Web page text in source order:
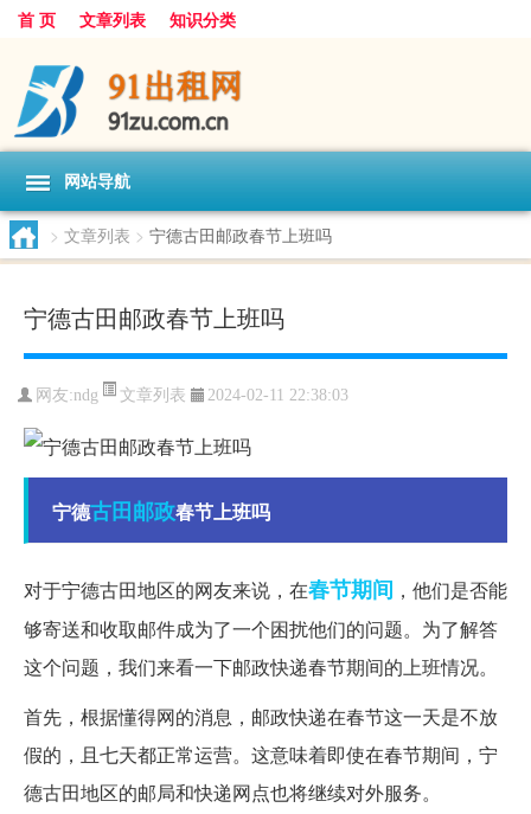
首 页 文章列表 知识分类
网站导航
> 文章列表 > 宁德古田邮政春节上班吗
宁德古田邮政春节上班吗
网友:ndg 文章列表 2024-02-11 22:38:03
宁德古田邮政春节上班吗
对于宁德古田地区的网友来说，在春节期间 ，他们是否能
够寄送和收取邮件成为了一个困扰他们的问题。为了解答
这个问题，我们来看一下邮政快递春节期间的上班情况。
首先，根据懂得网的消息，邮政快递在春节这一天是不放
假的，且七天都正常运营。这意味着即使在春节期间，宁
德古田地区的邮局和快递网点也将继续对外服务。